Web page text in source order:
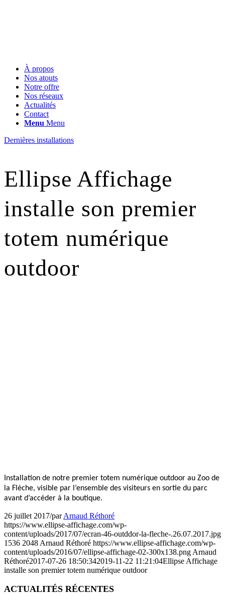
À propos
Nos atouts
Notre offre
Nos réseaux
Actualités
Contact
Menu Menu
Dernières installations
Ellipse Affichage
installe son premier
totem numérique
outdoor
Installation de notre premier totem numérique outdoor au Zoo de
la Flèche, visible par l’ensemble des visiteurs en sortie du parc
avant d’accéder à la boutique.
26 juillet 2017/parArnaud Réthoré
https://www.ellipse-affichage.com/wp-
content/uploads/2017/07/ecran-46-outddor-la-fleche-.26.07.2017.jpg
1536 2048 Arnaud Réthoré https://www.ellipse-affichage.com/wp-
content/uploads/2016/07/ellipse-affichage-02-300x138.png Arnaud
Réthoré2017-07-26 18:50:342019-11-22 11:21:04Ellipse Affichage
installe son premier totem numérique outdoor
ACTUALITÉS RÉCENTES